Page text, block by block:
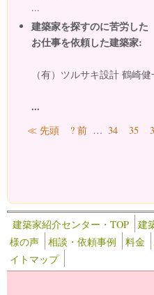
...
建築家を探すのに苦労した
お仕事を依頼した建築家:
（有）ツルサキ設計 鶴崎
...
ページ
≪ 先頭 ? 前 … 34 35
建築家紹介センター・TOP 建
様の声
相談・依頼事例 料金
イトマップ